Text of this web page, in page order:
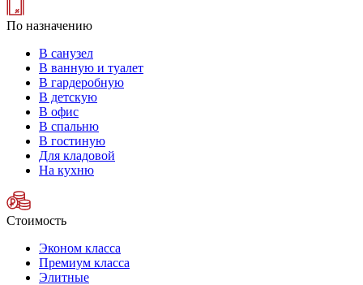
По назначению
В санузел
В ванную и туалет
В гардеробную
В детскую
В офис
В спальню
В гостиную
Для кладовой
На кухню
Стоимость
Эконом класса
Премиум класса
Элитные